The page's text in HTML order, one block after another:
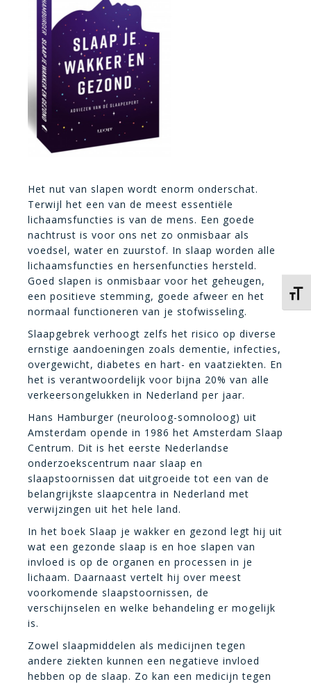
Het nut van slapen wordt enorm onderschat.
Terwijl het een van de meest essentiële
lichaamsfuncties is van de mens. Een goede
nachtrust is voor ons net zo onmisbaar als
voedsel, water en zuurstof. In slaap worden alle
lichaamsfuncties en hersenfuncties hersteld.
Goed slapen is onmisbaar voor het geheugen,
een positieve stemming, goede afweer en het
normaal functioneren van je stofwisseling.
Slaapgebrek verhoogt zelfs het risico op diverse
ernstige aandoeningen zoals dementie, infecties,
overgewicht, diabetes en hart- en vaatziekten. En
het is verantwoordelijk voor bijna 20% van alle
verkeersongelukken in Nederland per jaar.
Hans Hamburger (neuroloog-somnoloog) uit
Amsterdam opende in 1986 het Amsterdam Slaap
Centrum. Dit is het eerste Nederlandse
onderzoekscentrum naar slaap en
slaapstoornissen dat uitgroeide tot een van de
belangrijkste slaapcentra in Nederland met
verwijzingen uit het hele land.
In het boek Slaap je wakker en gezond legt hij uit
wat een gezonde slaap is en hoe slapen van
invloed is op de organen en processen in je
lichaam. Daarnaast vertelt hij over meest
voorkomende slaapstoornissen, de
verschijnselen en welke behandeling er mogelijk
is.
Zowel slaapmiddelen als medicijnen tegen
andere ziekten kunnen een negatieve invloed
hebben op de slaap. Zo kan een medicijn tegen